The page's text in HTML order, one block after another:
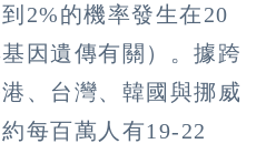
2%的機率發生在20
因遺傳有關）。據跨
、台灣、韓國與挪威
每百萬人有19-22